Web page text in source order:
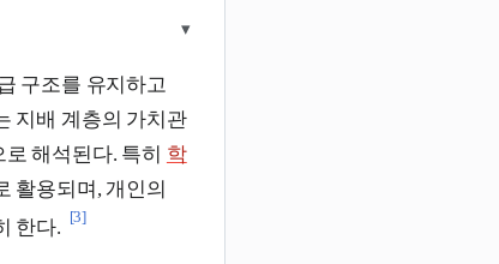
▾
구조를 유지하고
지배 계층의 가치관
해석된다. 특히 학
활용되며, 개인의
한다.
[3]